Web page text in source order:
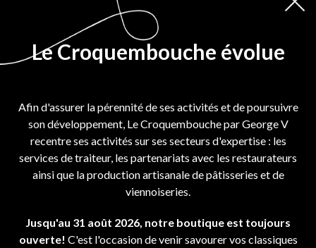
Coffee Cakes
Wheat
Le Croquembouche évolue
Afin d'assurer la pérennité de ses activités et de poursuivre
son développement, Le Croquembouche par George V
recentre ses activités sur ses secteurs d'expertise : les
services de traiteur, les partenariats avec les restaurateurs
ainsi que la production artisanale de pâtisseries et de
viennoiseries.
Jusqu'au 31 août 2026, notre boutique est toujours
ouverte! C'est l'occasion de venir savourer vos classiques